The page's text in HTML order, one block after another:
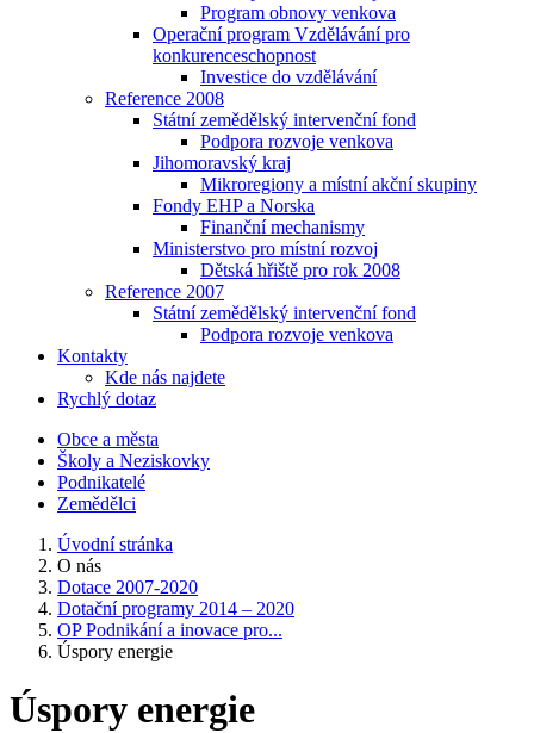
Program obnovy venkova
Operační program Vzdělávání pro
konkurenceschopnost
Investice do vzdělávání
Reference 2008
Státní zemědělský intervenční fond
Podpora rozvoje venkova
Jihomoravský kraj
Mikroregiony a místní akční skupiny
Fondy EHP a Norska
Finanční mechanismy
Ministerstvo pro místní rozvoj
Dětská hřiště pro rok 2008
Reference 2007
Státní zemědělský intervenční fond
Podpora rozvoje venkova
Kontakty
Kde nás najdete
Rychlý dotaz
Obce a města
Školy a Neziskovky
Podnikatelé
Zemědělci
Úvodní stránka
O nás
Dotace 2007-2020
Dotační programy 2014 – 2020
OP Podnikání a inovace pro...
Úspory energie
Úspory energie